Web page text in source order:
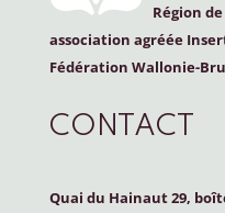
Région
association agréée
Fédération Wallonie-
CONTACT
Quai du Hainaut 29,